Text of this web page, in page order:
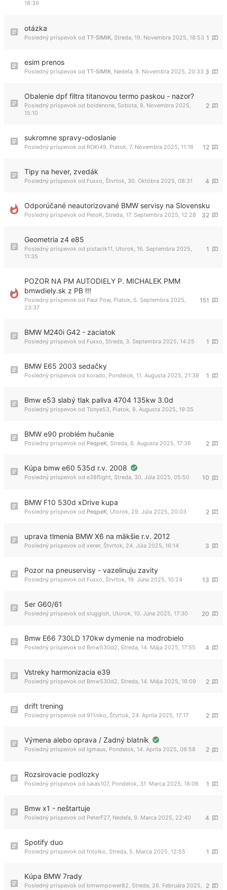
18:39
otázka
1
Posledný príspevok od TT-SIMIK Streda, 19. Novembra 2025, 18:53
esim prenos
3
Posledný príspevok od TT-SIMIK Nedeľa, 9. Novembra 2025, 20:33
Obalenie dpf filtra titanovou termo paskou - nazor?
2
Posledný príspevok od boldenone Sobota, 8. Novembra 2025,
15:10
sukromne spravy-odoslanie
12
Posledný príspevok od ROKI49 Piatok, 7. Novembra 2025, 11:16
Tipy na hever, zvedák
4
Posledný príspevok od Fuxxo Štvrtok, 30. Októbra 2025, 08:31
Odporúčané neautorizované BMW servisy na Slovensku
32
Posledný príspevok od PetoK Streda, 17. Septembra 2025, 12:28
Geometria z4 e85
1
Posledný príspevok od pistacik11 Utorok, 16. Septembra 2025,
11:35
POZOR NA PM AUTODIELY P. MICHALEK PMM
bmwdiely.sk z PB !!!
151
Posledný príspevok od Paul Pow, Piatok, 5. Septembra 2025,
23:37
BMW M240i G42 - zaciatok
1
Posledný príspevok od Fuxxo Streda, 3. Septembra 2025, 14:25
BMW E65 2003 sedačky
1
Posledný príspevok od korado Pondelok, 11. Augusta 2025, 21:38
Bmw e53 slabý tlak paliva 4704 135kw 3.0d
Posledný príspevok od Tonye53 Piatok, 8. Augusta 2025, 19:35
BMW e90 problém hučanie
2
Posledný príspevok od PeqpeK Streda, 6. Augusta 2025, 17:36
Kúpa bmw e60 535d r.v. 2008
10
Posledný príspevok od e38flight, Streda, 30. Júla 2025, 05:50
BMW F10 530d xDrive kupa
2
Posledný príspevok od PeqpeK Utorok, 29. Júla 2025, 20:03
uprava tlmenia BMW X6 na mäkšie r.v. 2012
3
Posledný príspevok od xener, Štvrtok, 24. Júla 2025, 16:14
Pozor na pneuservisy - vazelinuju zavity
13
Posledný príspevok od Fuxxo Štvrtok, 19. Júna 2025, 10:24
5er G60/61
20
Posledný príspevok od sluggish Utorok, 10. Júna 2025, 17:30
Bmw E66 730LD 170kw dymenie na modrobielo
4
Posledný príspevok od Bmw530d2 Streda, 14. Mája 2025, 17:55
Vstreky harmonizacia e39
2
Posledný príspevok od Bmw530d2 Streda, 14. Mája 2025, 16:09
drift trening
2
Posledný príspevok od 911niko Štvrtok, 24. Apríla 2025, 17:17
Výmena alebo oprava / Zadný blatník
2
Posledný príspevok od Igmaus, Pondelok, 14. Apríla 2025, 06:58
Rozsirovacie podlozky
1
Posledný príspevok od lukas107, Pondelok, 31. Marca 2025, 18:06
Bmw x1 - neštartuje
4
Posledný príspevok od PeterF27, Nedeľa, 9. Marca 2025, 22:40
Spotify duo
1
Posledný príspevok od fritolko Streda, 5. Marca 2025, 12:55
Kúpa BMW 7rady
2
Posledný príspevok od bmwmpower82 Streda, 26. Februára 2025,